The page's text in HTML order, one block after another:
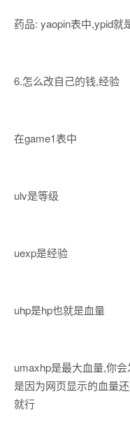
药品: yaopin表中,ypid就
6.怎么改自己的钱,经验
在game1表中
ulv是等级
uexp是经验
uhp是hp也就是血量
umaxhp是最大血量,你
是因为网页显示的血量
就行